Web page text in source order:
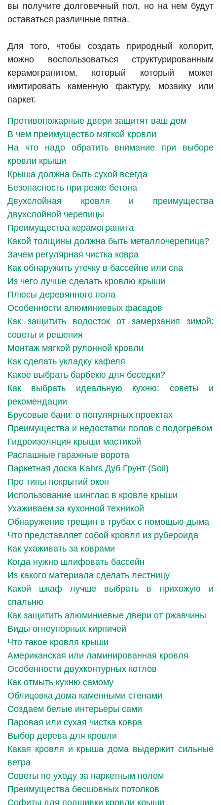
вы получите долговечный пол, но на нем будут
оставаться различные пятна.
Для того, чтобы создать природный колорит,
можно воспользоваться структурированным
керамогранитом, который который может
имитировать каменную фактуру, мозаику или
паркет.
Противопожарные двери защитят ваш дом
В чем преимущество мягкой кровли
На что надо обратить внимание при выборе
кровли крыши
Крыша должна быть сухой всегда
Безопасность при резке бетона
Двухслойная кровля и преимущества
двухслойной черепицы
Преимущества керамогранита
Какой толщины должна быть металлочерепица?
Зачем регулярная чистка ковра
Как обнаружить утечку в бассейне или спа
Из чего лучше сделать кровлю крыши
Плюсы деревянного пола
Особенности алюминиевых фасадов
Как защитить водосток от замерзания зимой:
советы и решения
Монтаж мягкой рулонной кровли
Как сделать укладку кафеля
Какое выбрать барбекю для беседки?
Как выбрать идеальную кухню: советы и
рекомендации
Брусовые бани: о популярных проектах
Преимущества и недостатки полов с подогревом
Гидроизоляция крыши мастикой
Распашные гаражные ворота
Паркетная доска Kahrs Дуб Грунт (Soil)
Про типы покрытий окон
Использование шинглас в кровле крыши
Ухаживаем за кухонной техникой
Обнаружение трещин в трубах с помощью дыма
Что представляет собой кровля из рубероида
Как ухаживать за коврами
Когда нужно шлифовать бассейн
Из какого материала сделать лестницу
Какой шкаф лучше выбрать в прихожую и
спальню
Как защитить алюминиевые двери от ржавчины
Виды огнеупорных кирпичей
Что такое кровля крыши
Американская или ламинированная кровля
Особенности двухконтурных котлов
Как отмыть кухню самому
Облицовка дома каменными стенами
Создаем белые интерьеры сами
Паровая или сухая чистка ковра
Выбор дерева для кровли
Какая кровля и крыша дома выдержит сильные
ветра
Советы по уходу за паркетным полом
Преимущества бесшовных потолков
Софиты для подшивки кровли крыши